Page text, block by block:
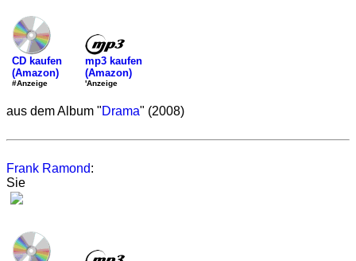
CD kaufen
(Amazon)
#Anzeige
mp3 kaufen
(Amazon)
'Anzeige
aus dem Album "Drama" (2008)
Frank Ramond:
Sie